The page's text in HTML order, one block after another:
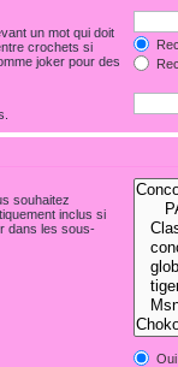
un mot qui doit
crochets si
joker pour des
souhaitez
inclus si
dans les sous-
Oui